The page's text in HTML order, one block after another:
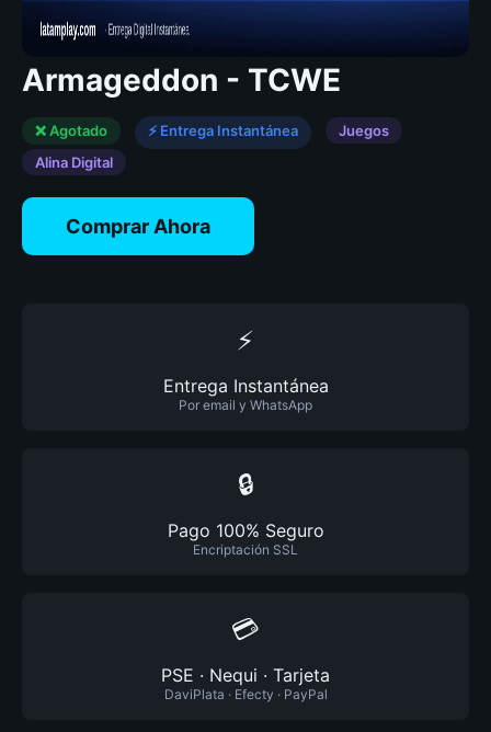
Armageddon - TCWE
❌ Agotado ⚡ Entrega Instantánea
Juegos
Alina Digital
Comprar Ahora
⚡
Entrega Instantánea
Por email y WhatsApp
🔒
Pago 100% Seguro
Encriptación SSL
💳
PSE · Nequi · Tarjeta
DaviPlata · Efecty · PayPal